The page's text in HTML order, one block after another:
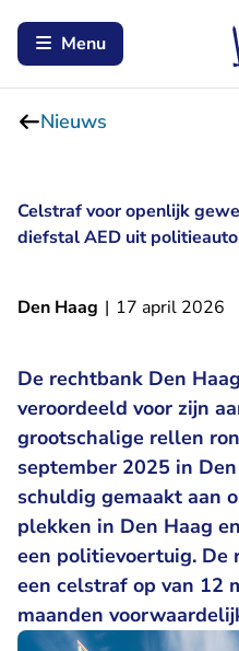
Menu
Nieuws
Celstraf voor openlijk
diefstal AED uit politieauto
Den Haag | 17 april 2026
De rechtbank Den
veroordeeld voor zijn
grootschalige rellen
september 2025 in
schuldig gemaakt aan
plekken in Den Haag
een politievoertuig. De
een celstraf op van 12
maanden